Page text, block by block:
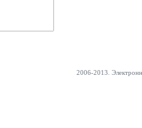
2006-2013.